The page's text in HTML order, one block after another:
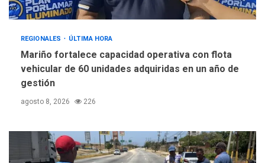
REGIONALES ÚLTIMA HORA
Mariño fortalece capacidad operativa con flota
vehicular de 60 unidades adquiridas en un año de
gestión
agosto 8, 2026 226